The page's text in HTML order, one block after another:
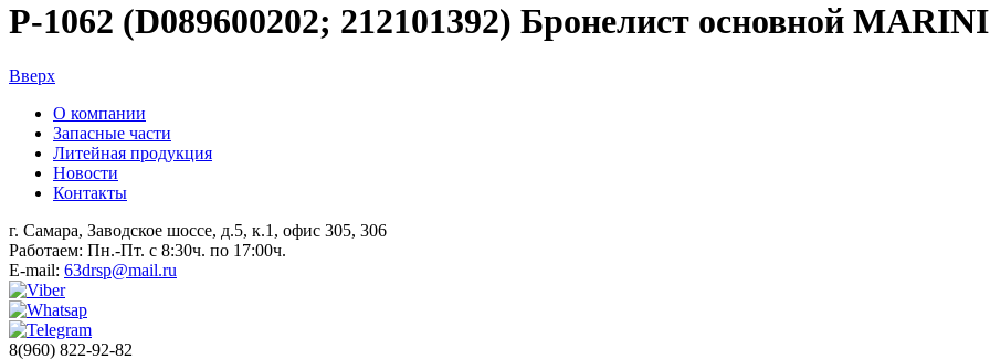
Р-1062 (D089600202; 212101392) Бронелист основной MARINI
Вверх
О компании
Запасные части
Литейная продукция
Новости
Контакты
г. Самара, Заводское шоссе, д.5, к.1, офис 305, 306
Работаем: Пн.-Пт. с 8:30ч. по 17:00ч.
E-mail: 63drsp@mail.ru
8(960) 822-92-82